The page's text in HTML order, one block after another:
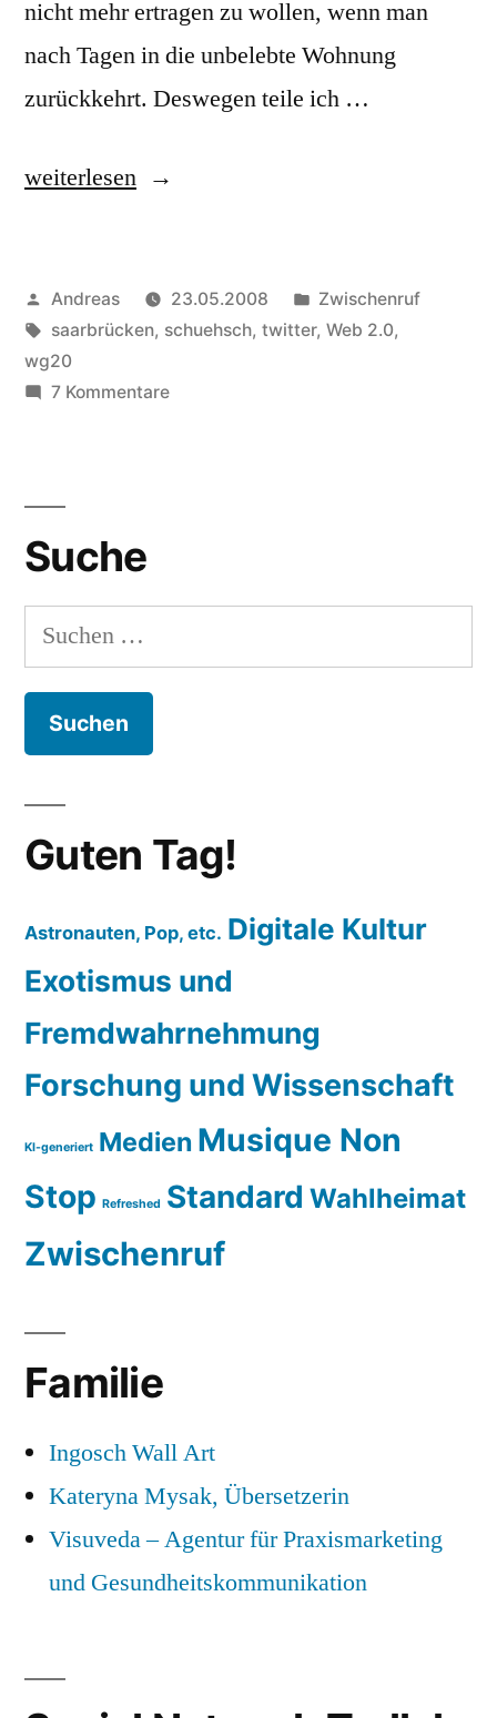
nicht mehr ertragen zu wollen, wenn man
nach Tagen in die unbelebte Wohnung
zurückkehrt. Deswegen teile ich …
„Projekt:
weiterlesen
Veröffentlicht
von
Andreas 23.05.2008
Veröffentlicht
in
Zwischenruf
Schlagwörter:
saarbrücken, schuehsch, twitter, Web 2.0,
wg20
7 Kommentarezu
Suche
Suchen
nach:
Guten Tag!
Astronauten, Pop, etc. Digitale Kultur
Exotismus und
Fremdwahrnehmung
Forschung und Wissenschaft
KI-generiert Medien Musique Non
Stop Refreshed Standard Wahlheimat
Zwischenruf
Familie
Ingosch Wall Art
Kateryna Mysak, Übersetzerin
Visuveda – Agentur für Praxismarketing
und Gesundheitskommunikation